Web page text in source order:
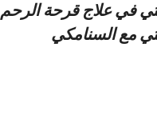
في علاج قرحة الرحم
مع السنامكي